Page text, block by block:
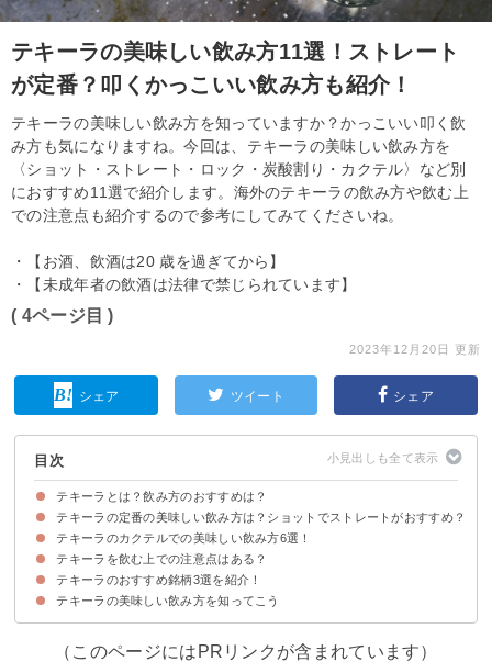
テキーラの美味しい飲み方11選！ストレート
が定番？叩くかっこいい飲み方も紹介！
テキーラの美味しい飲み方を知っていますか？かっこいい叩く飲
み方も気になりますね。今回は、テキーラの美味しい飲み方を
〈ショット・ストレート・ロック・炭酸割り・カクテル〉など別
におすすめ11選で紹介します。海外のテキーラの飲み方や飲む上
での注意点も紹介するので参考にしてみてくださいね。
・【お酒、飲酒は20 歳を過ぎてから】
・【未成年者の飲酒は法律で禁じられています】
( 4ページ目 )
2023年12月20日 更新
シェア ツイート シェア
目次
テキーラとは？飲み方のおすすめは？
まずはテキーラの特徴を知ろう
テキーラの定番の美味しい飲み方は？ショットでストレートがおすすめ？
飲み方①ショット・ストレート
飲み方②コールドショット
飲み方③ショットガン
飲み方④炭酸水・ソーダ割
飲み方⑤オン・ザ・ロック
テキーラのカクテルでの美味しい飲み方6選！
①マルガリータ
②テキーラバック
③ブレイブ・ブル
④テキーニ
⑤カシス・ショット
⑥ピカドール
テキーラを飲む上での注意点はある？
①アルコール度数が高いので飲み過ぎない
②チェイサー・水を忘れずに飲む
テキーラのおすすめ銘柄3選を紹介！
①グランオレンダイン ブランコ（40度/6,240円）
②カスカウィン ブランコ（38度/4,268円）
③テキーラ サウザ ブルー（40度/1,813円）
テキーラの美味しい飲み方を知ってこう
（このページにはPRリンクが含まれています）